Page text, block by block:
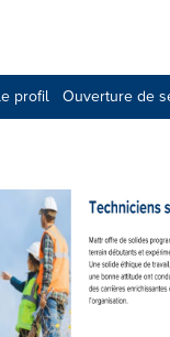
profil Ouverture de